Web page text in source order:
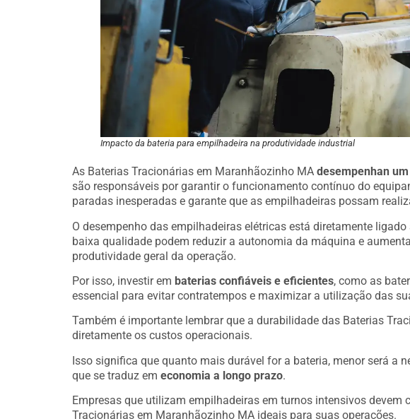
Impacto da bateria para empilhadeira na produtividade industrial
As Baterias Tracionárias em Maranhãozinho MA desempenhan um
são responsáveis por garantir o funcionamento contínuo do
paradas inesperadas e garante que as empilhadeiras possam
O desempenho das empilhadeiras elétricas está diretamente ligado
baixa qualidade podem reduzir a autonomia da máquina e
produtividade geral da operação.
Por isso, investir em baterias confiáveis e eficientes, como as
essencial para evitar contratempos e maximizar a utilização das
Também é importante lembrar que a durabilidade das Baterias
diretamente os custos operacionais.
Isso significa que quanto mais durável for a bateria, menor será a
que se traduz em economia a longo prazo.
Empresas que utilizam empilhadeiras em turnos intensivos devem
Tracionárias em Maranhãozinho MA ideais para suas operações.